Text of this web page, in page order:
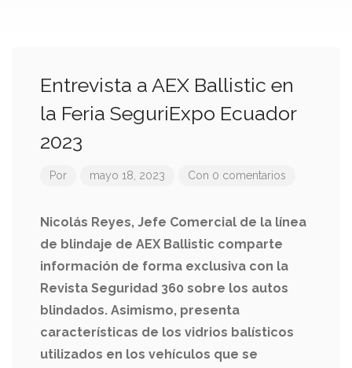
Entrevista a AEX Ballistic en
la Feria SeguriExpo Ecuador
2023
Por mayo 18, 2023 Con 0 comentarios
Nicolás Reyes, Jefe Comercial de la línea
de blindaje de AEX Ballistic comparte
información de forma exclusiva con la
Revista Seguridad 360 sobre los autos
blindados. Asimismo, presenta
características de los vidrios balísticos
utilizados en los vehículos que se